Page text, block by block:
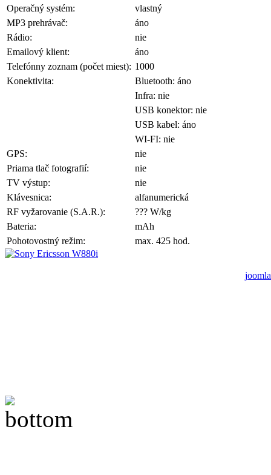
Operačný systém:
vlastný
MP3 prehrávač:
áno
Rádio:
nie
Emailový klient:
áno
Telefónny zoznam (počet miest): 1000
Konektivita:
Bluetooth: áno
Infra: nie
USB konektor: nie
USB kabel: áno
WI-FI: nie
GPS:
nie
Priama tlač fotografií:
nie
TV výstup:
nie
Klávesnica:
alfanumerická
RF vyžarovanie (S.A.R.):
??? W/kg
Bateria:
mAh
Pohotovostný režim:
max. 425 hod.